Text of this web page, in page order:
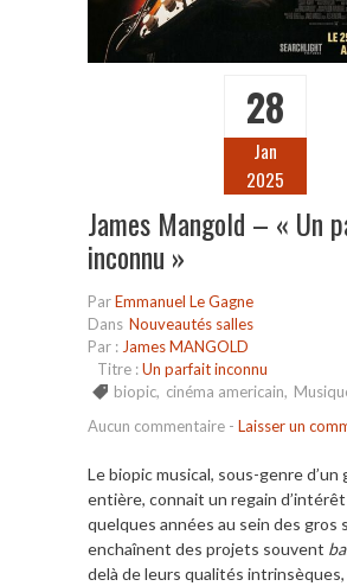
28
Jan
2025
James Mangold – « Un
inconnu »
ParEmmanuel Le Gagne
Dans Nouveautés salles
Par : James MANGOLD
Titre :Un parfait inconnu
biopic, cinéma americain,
Aucun commentaire - Laisser un
Le biopic musical, sous-genre d’un
entière, connait un regain
quelques années au sein des gros
enchaînent des projets souvent
delà de leurs qualités